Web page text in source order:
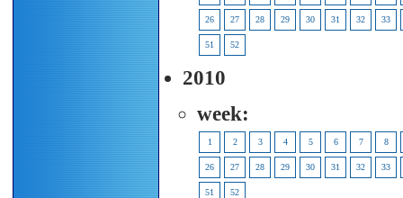
26 27 28 29 30 31 32 33
51 52
2010
week:
1 2 3 4 5 6 7 8
26 27 28 29 30 31 32 33
51 52